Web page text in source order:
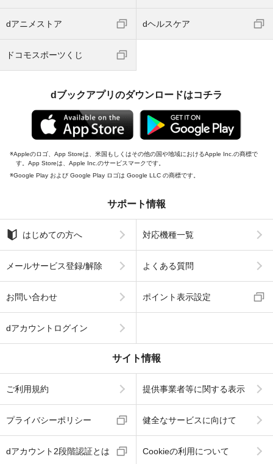
dアニメストア dヘルスケア
ドコモスポーツくじ
dブックアプリのダウンロードはコチラ
Appleのロゴ、App Storeは、米国もしくはその他の国や地域におけるApple Inc.の商標で
す。App Storeは、Apple Inc.のサービスマークです。
Google Play および Google Play ロゴは Google LLC の商標です。
サポート情報
はじめての方へ 対応機種一覧
メールサービス登録/解除 よくある質問
お問い合わせ ポイント表示設定
dアカウントログイン
サイト情報
ご利用規約 提供事業者等に関する表示
プライバシーポリシー 健全なサービスに向けて
dアカウント2段階認証とは Cookieの利用について